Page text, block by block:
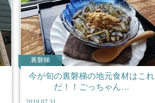
裏磐梯
今が旬の裏磐梯の地元食材はこれ
だ！！ごっちゃん…